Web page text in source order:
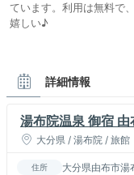
ています。利用は無料で
嬉しい♪
詳細情報
湯布院温泉 御宿 由
大分県 / 湯布院 / 旅館
住所 大分県由布市